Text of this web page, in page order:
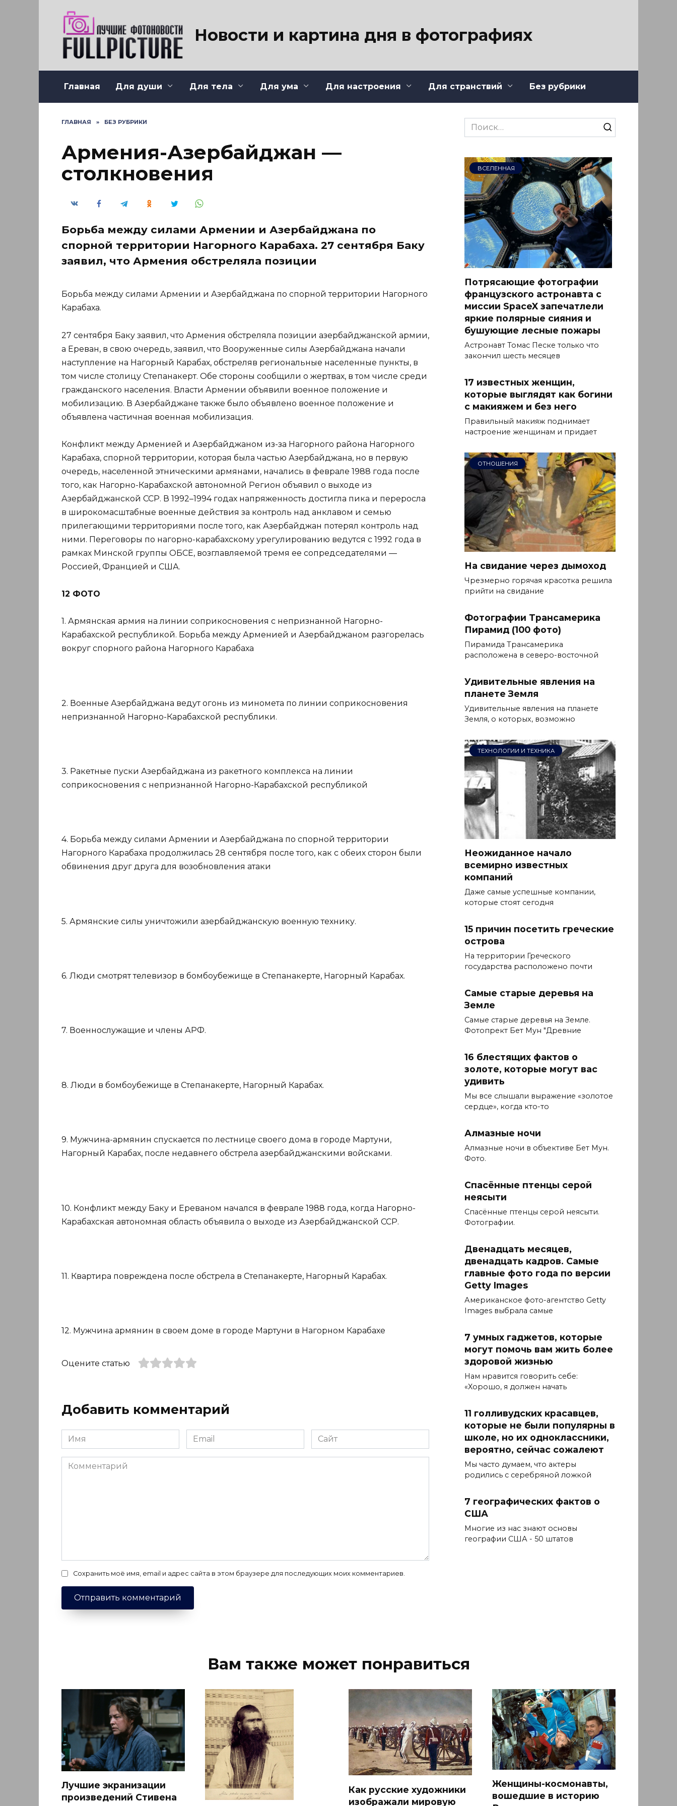
Новости и картина дня в фотографиях
Главная Для души Для тела Для ума Для настроения Для странствий Без рубрики
ГЛАВНАЯ » БЕЗ РУБРИКИ
Армения-Азербайджан —
столкновения
Борьба между силами Армении и Азербайджана по
спорной территории Нагорного Карабаха. 27 сентября Баку
заявил, что Армения обстреляла позиции
Борьба между силами Армении и Азербайджана по спорной территории Нагорного
Карабаха.
27 сентября Баку заявил, что Армения обстреляла позиции азербайджанской армии,
а Ереван, в свою очередь, заявил, что Вооруженные силы Азербайджана начали
наступление на Нагорный Карабах, обстреляв региональные населенные пункты, в
том числе столицу Степанакерт. Обе стороны сообщили о жертвах, в том числе среди
гражданского населения. Власти Армении объявили военное положение и
мобилизацию. В Азербайджане также было объявлено военное положение и
объявлена ​​частичная военная мобилизация.
Конфликт между Арменией и Азербайджаном из-за Нагорного района Нагорного
Карабаха, спорной территории, которая была частью Азербайджана, но в первую
очередь, населенной этническими армянами, начались в феврале 1988 года после
того, как Нагорно-Карабахской автономной Регион объявил о выходе из
Азербайджанской ССР. В 1992–1994 годах напряженность достигла пика и переросла
в широкомасштабные военные действия за контроль над анклавом и семью
прилегающими территориями после того, как Азербайджан потерял контроль над
ними. Переговоры по нагорно-карабахскому урегулированию ведутся с 1992 года в
рамках Минской группы ОБСЕ, возглавляемой тремя ее сопредседателями —
Россией, Францией и США.
12 ФОТО
1. Армянская армия на линии соприкосновения с непризнанной Нагорно-
Карабахской республикой. Борьба между Арменией и Азербайджаном разгорелась
вокруг спорного района Нагорного Карабаха
2. Военные Азербайджана ведут огонь из миномета по линии соприкосновения
непризнанной Нагорно-Карабахской республики.
3. Ракетные пуски Азербайджана из ракетного комплекса на линии
соприкосновения с непризнанной Нагорно-Карабахской республикой
4. Борьба между силами Армении и Азербайджана по спорной территории
Нагорного Карабаха продолжилась 28 сентября после того, как с обеих сторон были
обвинения друг друга для возобновления атаки
5. Армянские силы уничтожили азербайджанскую военную технику.
6. Люди смотрят телевизор в бомбоубежище в Степанакерте, Нагорный Карабах.
7. Военнослужащие и члены АРФ.
8. Люди в бомбоубежище в Степанакерте, Нагорный Карабах.
9. Мужчина-армянин спускается по лестнице своего дома в городе Мартуни,
Нагорный Карабах, после недавнего обстрела азербайджанскими войсками.
10. Конфликт между Баку и Ереваном начался в феврале 1988 года, когда Нагорно-
Карабахская автономная область объявила о выходе из Азербайджанской ССР.
11. Квартира повреждена после обстрела в Степанакерте, Нагорный Карабах.
12. Мужчина армянин в своем доме в городе Мартуни в Нагорном Карабахе
Оцените статью
Добавить комментарий
Имя
*
Email
*
Сайт
Комментарий
Сохранить моё имя, email и адрес сайта в этом браузере для последующих моих комментариев.
Search
for:
ВСЕЛЕННАЯ
Потрясающие фотографии
французского астронавта с
миссии SpaceX запечатлели
яркие полярные сияния и
бушующие лесные пожары
Астронавт Томас Песке только что
закончил шесть месяцев
17 известных женщин,
которые выглядят как богини
с макияжем и без него
Правильный макияж поднимает
настроение женщинам и придает
ОТНОШЕНИЯ
На свидание через дымоход
Чрезмерно горячая красотка решила
прийти на свидание
Фотографии Трансамерика
Пирамид (100 фото)
Пирамида Трансамерика
расположена в северо-восточной
Удивительные явления на
планете Земля
Удивительные явления на планете
Земля, о которых, возможно
ТЕХНОЛОГИИ И ТЕХНИКА
Неожиданное начало
всемирно известных
компаний
Даже самые успешные компании,
которые стоят сегодня
15 причин посетить греческие
острова
На территории Греческого
государства расположено почти
Самые старые деревья на
Земле
Самые старые деревья на Земле.
Фотопрект Бет Мун "Древние
16 блестящих фактов о
золоте, которые могут вас
удивить
Мы все слышали выражение «золотое
сердце», когда кто-то
Алмазные ночи
Алмазные ночи в объективе Бет Мун.
Фото.
Спасённые птенцы серой
неясыти
Спасённые птенцы серой неясыти.
Фотографии.
Двенадцать месяцев,
двенадцать кадров. Самые
главные фото года по версии
Getty Images
Американское фото-агентство Getty
Images выбрала самые
7 умных гаджетов, которые
могут помочь вам жить более
здоровой жизнью
Нам нравится говорить себе:
«Хорошо, я должен начать
11 голливудских красавцев,
которые не были популярны в
школе, но их одноклассники,
вероятно, сейчас сожалеют
Мы часто думаем, что актеры
родились с серебряной ложкой
7 географических фактов о
США
Многие из нас знают основы
географии США - 50 штатов
Вам также может понравиться
Лучшие экранизации
произведений Стивена
Как русские художники
изображали мировую
Женщины-космонавты,
вошедшие в историю